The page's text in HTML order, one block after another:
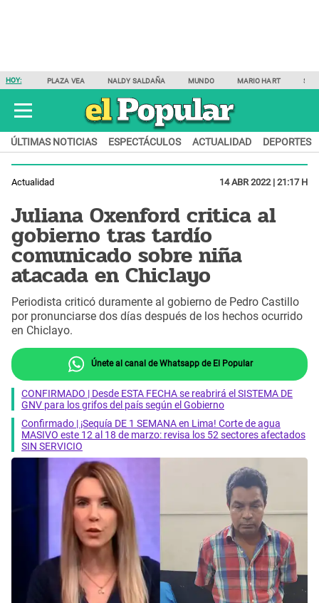
HOY: PLAZA VEA NALDY SALDAÑA MUNDO MARIO HART
ÚLTIMAS NOTICIAS ESPECTÁCULOS ACTUALIDAD DEPORTES
Actualidad 14 ABR 2022 | 21:17 H
Juliana Oxenford critica al
gobierno tras tardío
comunicado sobre niña
atacada en Chiclayo
Periodista criticó duramente al gobierno de Pedro Castillo
por pronunciarse dos días después de los hechos ocurrido
en Chiclayo.
Únete al canal de Whatsapp de El Popular
CONFIRMADO | Desde ESTA FECHA se reabrirá el SISTEMA DE
GNV para los grifos del país según el Gobierno
Confirmado | ¡Sequía DE 1 SEMANA en Lima! Corte de agua
MASIVO este 12 al 18 de marzo: revisa los 52 sectores afectados
SIN SERVICIO